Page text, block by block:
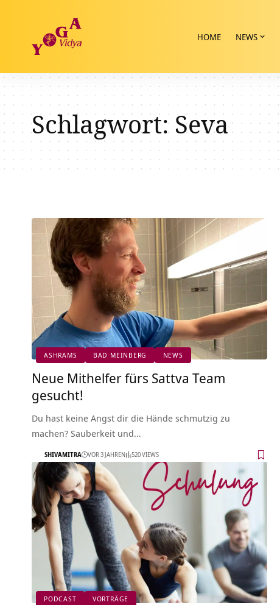
HOME NEWS
Schlagwort: Seva
ASHRAMS BAD MEINBERG NEWS
Neue Mithelfer fürs Sattva Team
gesucht!
Du hast keine Angst dir die Hände schmutzig zu
machen? Sauberkeit und…
SHIVAMITRA VOR 3 JAHREN 520 VIEWS
PODCAST VORTRÄGE